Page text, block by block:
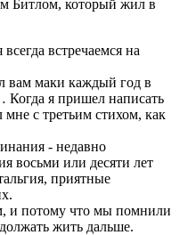
Битлом, который жил в
встречаемся на
вам маки каждый год в
Когда я пришел написать
с третьим стихом, как
- недавно
восьми или десяти лет
приятные
и потому что мы помнили
жить дальше.